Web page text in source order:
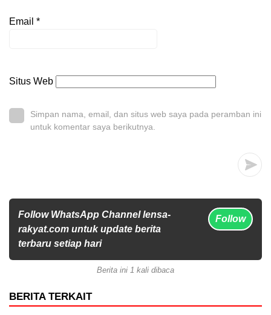
Email *
Situs Web
Simpan nama, email, dan situs web saya pada peramban ini
untuk komentar saya berikutnya.
Follow WhatsApp Channel lensa-
rakyat.com untuk update berita
terbaru setiap hari
Follow
Berita ini 1 kali dibaca
BERITA TERKAIT